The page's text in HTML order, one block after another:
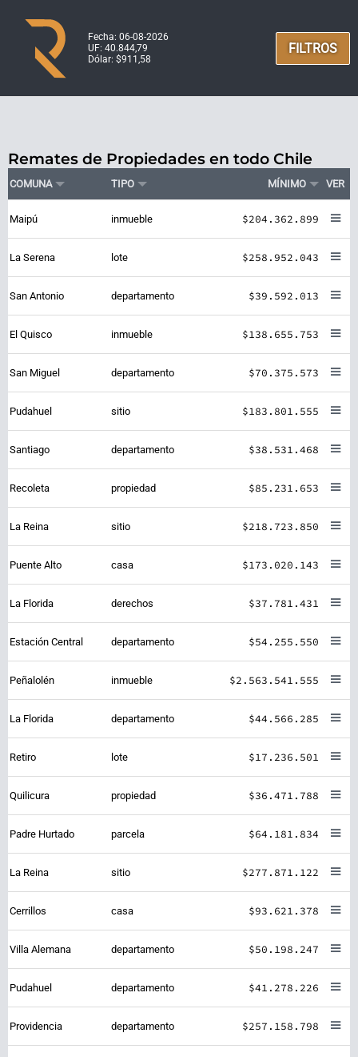
Fecha: 06-08-2026
UF: 40.844,79
Dólar: $911,58
FILTROS
Remates de Propiedades en todo Chile
COMUNA TIPO MÍNIMO VER
Maipú inmueble $204.362.899
La Serena lote $258.952.043
San Antonio departamento $39.592.013
El Quisco inmueble $138.655.753
San Miguel departamento $70.375.573
Pudahuel sitio $183.801.555
Santiago departamento $38.531.468
Recoleta propiedad $85.231.653
La Reina sitio $218.723.850
Puente Alto casa $173.020.143
La Florida derechos $37.781.431
Estación Central departamento $54.255.550
Peñalolén inmueble $2.563.541.555
La Florida departamento $44.566.285
Retiro lote $17.236.501
Quilicura propiedad $36.471.788
Padre Hurtado parcela $64.181.834
La Reina sitio $277.871.122
Cerrillos casa $93.621.378
Villa Alemana departamento $50.198.247
Pudahuel departamento $41.278.226
Providencia departamento $257.158.798